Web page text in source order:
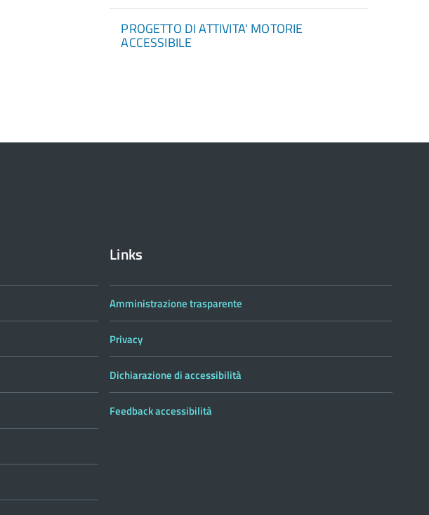
PROGETTO DI ATTIVITA' MOTORIE
ACCESSIBILE
Links
Amministrazione trasparente
Privacy
Dichiarazione di accessibilità
Feedback accessibilità